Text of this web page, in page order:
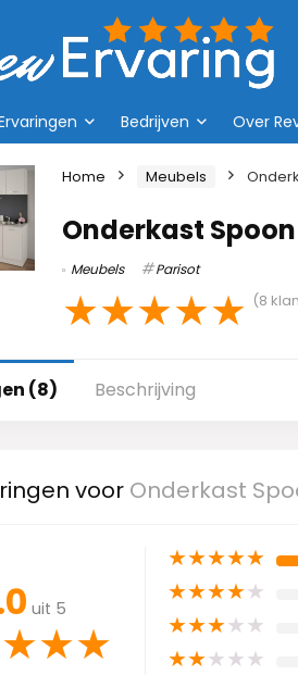
Bedrijven Over
Home Meubels
Onderkast
Meubels Parisot
★★★★★ (8
(8) Beschrijving
voor Onderkast
uit 5
★★★
★★★★★
★★★★★
★★★★★
★★★★★